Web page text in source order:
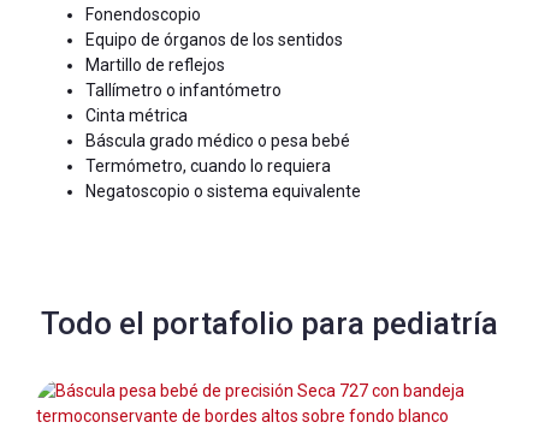
Fonendoscopio
Equipo de órganos de los sentidos
Martillo de reflejos
Tallímetro o infantómetro
Cinta métrica
Báscula grado médico o pesa bebé
Termómetro, cuando lo requiera
Negatoscopio o sistema equivalente
Todo el portafolio para pediatría